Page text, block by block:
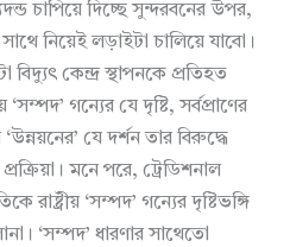
চাপিয়ে দিচ্ছে সুন্দরবনের উপর,
নিয়েই লড়াইটা চালিয়ে যাবো।
কেন্দ্র স্থাপনকে প্রতিহত
‘সম্পদ’ গন্যের যে দৃষ্টি, সর্বপ্রাণের
যে দর্শন তার বিরুদ্ধে
মনে পরে, ট্রেডিশনাল
রাষ্ট্রীয় ‘সম্পদ’ গন্যের দৃষ্টিভঙ্গি
‘সম্পদ’ ধারণার সাথেতো